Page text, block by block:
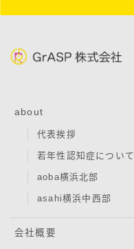
about
代表挨拶
若年性認知症について
aoba横浜北部
asahi横浜中西部
会社概要